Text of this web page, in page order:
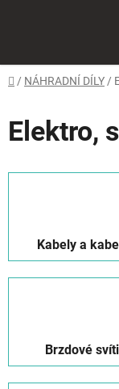
Domů
/ NÁHRADNÍ DÍLY /
Elektro,
Kabely a
Brzdové